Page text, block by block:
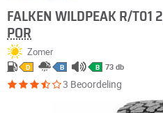
FALKEN WILDPEAK R/T01
POR
Zomer
D B B 73 db
3 Beoordeling